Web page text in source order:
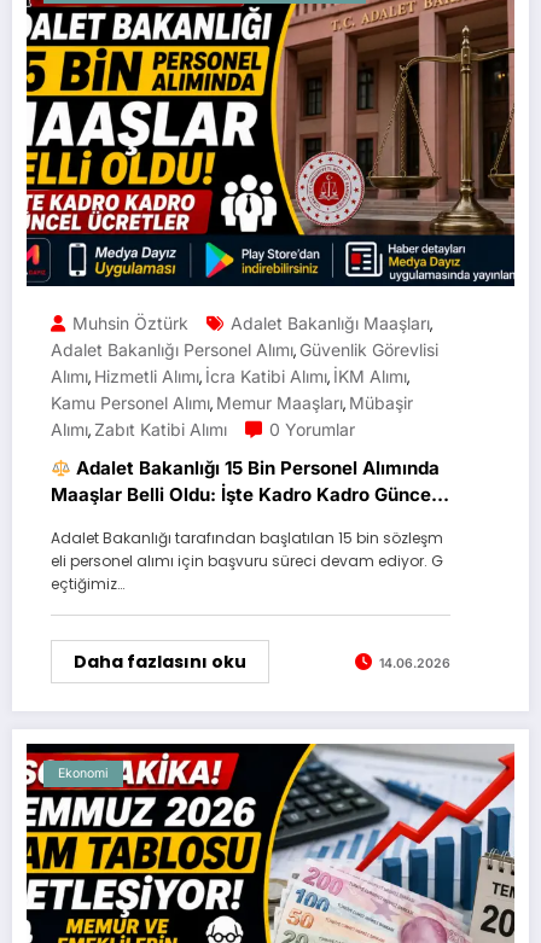
Muhsin Öztürk Adalet Bakanlığı Maaşları,
Adalet Bakanlığı Personel Alımı, Güvenlik Görevlisi
Alımı, Hizmetli Alımı, İcra Katibi Alımı, İKM Alımı,
Kamu Personel Alımı, Memur Maaşları, Mübaşir
Alımı,Zabıt Katibi Alımı 0 Yorumlar
Adalet Bakanlığı 15 Bin Personel Alımında
Maaşlar Belli Oldu: İşte Kadro Kadro Güncel
Adalet Bakanlığı tarafından başlatılan 15 bin sözleşm
eli personel alımı için başvuru süreci devam ediyor. G
eçtiğimiz…
Daha fazlasını oku 14.06.2026
Ekonomi